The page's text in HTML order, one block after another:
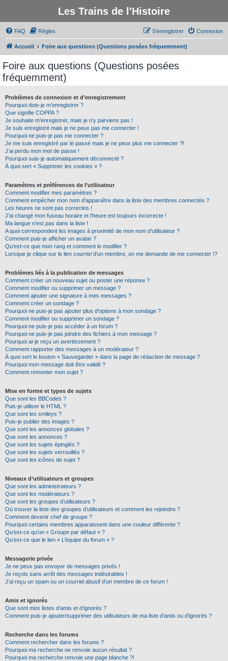
Les Trains de l'Histoire
FAQ Règles Connexion
S’enregistrer
Accueil Foire aux questions (Questions posées fréquemment)
Foire aux questions (Questions posées
fréquemment)
Problèmes de connexion et d’enregistrement
Pourquoi dois-je m’enregistrer ?
Que signifie COPPA ?
Je souhaite m’enregistrer, mais je n’y parviens pas !
Je suis enregistré mais je ne peux pas me connecter !
Pourquoi ne puis-je pas me connecter ?
Je me suis enregistré par le passé mais je ne peux plus me connecter ?!
J’ai perdu mon mot de passe !
Pourquoi suis-je automatiquement déconnecté ?
À quoi sert « Supprimer les cookies » ?
Paramètres et préférences de l’utilisateur
Comment modifier mes paramètres ?
Comment empêcher mon nom d’apparaître dans la liste des membres connectés ?
Les heures ne sont pas correctes !
J’ai changé mon fuseau horaire et l’heure est toujours incorrecte !
Ma langue n’est pas dans la liste !
A quoi correspondent les images à proximité de mon nom d’utilisateur ?
Comment puis-je afficher un avatar ?
Qu’est-ce que mon rang et comment le modifier ?
Lorsque je clique sur le lien courrield’un membre, on me demande de me connecter !?
Problèmes liés à la publication de messages
Comment créer un nouveau sujet ou poster une réponse ?
Comment modifier ou supprimer un message ?
Comment ajouter une signature à mes messages ?
Comment créer un sondage ?
Pourquoi ne puis-je pas ajouter plus d’options à mon sondage ?
Comment modifier ou supprimer un sondage ?
Pourquoi ne puis-je pas accéder à un forum ?
Pourquoi ne puis-je pas joindre des fichiers à mon message ?
Pourquoi ai-je reçu un avertissement ?
Comment rapporter des messages à un modérateur ?
À quoi sert le bouton « Sauvegarder » dans la page de rédaction de message ?
Pourquoi mon message doit être validé ?
Comment remonter mon sujet ?
Mise en forme et types de sujets
Que sont les BBCodes ?
Puis-je utiliser le HTML ?
Que sont les smileys ?
Puis-je publier des images ?
Que sont les annonces globales ?
Que sont les annonces ?
Que sont les sujets épinglés ?
Que sont les sujets verrouillés ?
Que sont les icônes de sujet ?
Niveaux d’utilisateurs et groupes
Que sont les administrateurs ?
Que sont les modérateurs ?
Que sont les groupes d’utilisateurs ?
Où trouver la liste des groupes d’utilisateurs et comment les rejoindre ?
Comment devenir chef de groupe ?
Pourquoi certains membres apparaissent dans une couleur différente ?
Qu’est-ce qu’un « Groupe par défaut » ?
Qu’est-ce que le lien « L’équipe du forum » ?
Messagerie privée
Je ne peux pas envoyer de messages privés !
Je reçois sans arrêt des messages indésirables !
J’ai reçu un spam ou un courriel abusif d’un membre de ce forum !
Amis et ignorés
Que sont mes listes d’amis et d’ignorés ?
Comment puis-je ajouter/supprimer des utilisateurs de ma liste d’amis ou d’ignorés ?
Recherche dans les forums
Comment rechercher dans les forums ?
Pourquoi ma recherche ne renvoie aucun résultat ?
Pourquoi ma recherche renvoie une page blanche ?!